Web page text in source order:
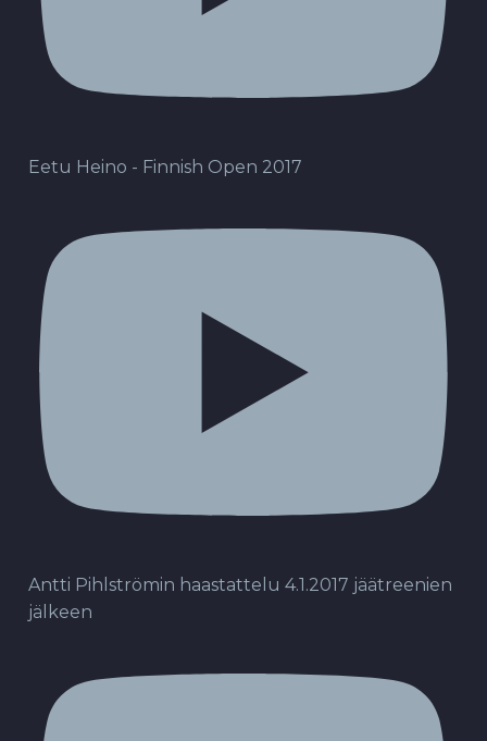
Eetu Heino - Finnish Open 2017
Antti Pihlströmin haastattelu 4.1.2017 jäätreenien
jälkeen